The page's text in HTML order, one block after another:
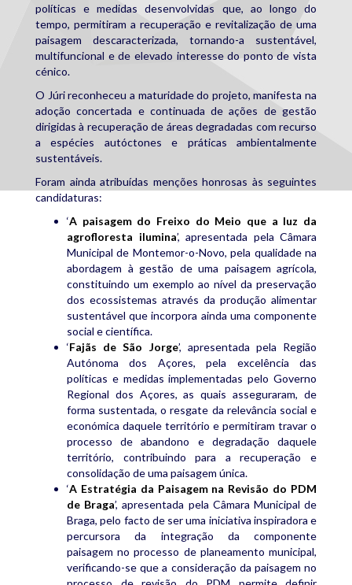
políticas e medidas desenvolvidas que, ao longo do
tempo, permitiram a recuperação e revitalização de uma
paisagem descaracterizada, tornando-a sustentável,
multifuncional e de elevado interesse do ponto de vista
cénico.
O Júri reconheceu a maturidade do projeto, manifesta na
adoção concertada e continuada de ações de gestão
dirigidas à recuperação de áreas degradadas com recurso
a espécies autóctones e práticas ambientalmente
sustentáveis.
Foram ainda atribuídas menções honrosas às seguintes
candidaturas:
‘A paisagem do Freixo do Meio que a luz da
agrofloresta ilumina’, apresentada pela Câmara
Municipal de Montemor-o-Novo, pela qualidade na
abordagem à gestão de uma paisagem agrícola,
constituindo um exemplo ao nível da preservação
dos ecossistemas através da produção alimentar
sustentável que incorpora ainda uma componente
social e científica.
‘Fajãs de São Jorge’, apresentada pela Região
Autónoma dos Açores, pela excelência das
políticas e medidas implementadas pelo Governo
Regional dos Açores, as quais asseguraram, de
forma sustentada, o resgate da relevância social e
económica daquele território e permitiram travar o
processo de abandono e degradação daquele
território, contribuindo para a recuperação e
consolidação de uma paisagem única.
‘A Estratégia da Paisagem na Revisão do PDM
de Braga’, apresentada pela Câmara Municipal de
Braga, pelo facto de ser uma iniciativa inspiradora e
percursora da integração da componente
paisagem no processo de planeamento municipal,
verificando-se que a consideração da paisagem no